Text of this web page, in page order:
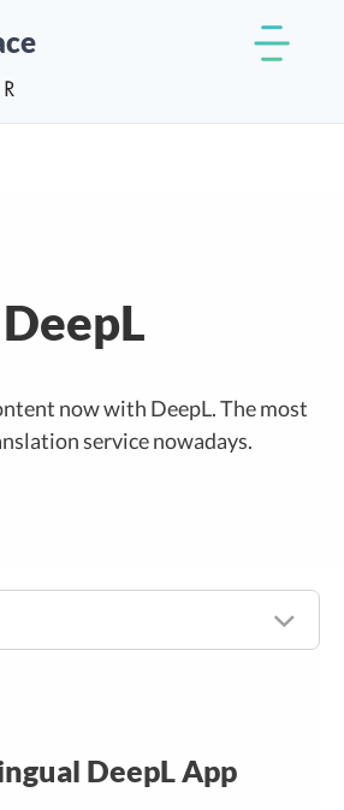
DeepL
now with DeepL. The most
service nowadays.
DeepL App